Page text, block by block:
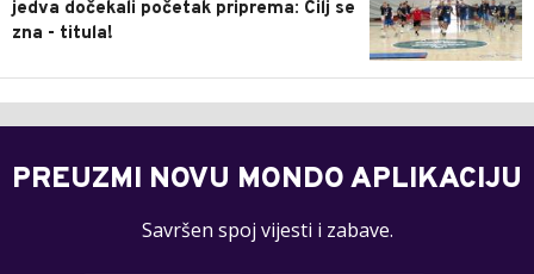
jedva dočekali početak priprema: Cilj se
zna - titula!
PREUZMI NOVU MONDO APLIKACIJU
Savršen spoj vijesti i zabave.